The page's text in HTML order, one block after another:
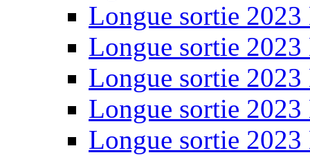
Longue sortie 2023
Longue sortie 2023
Longue sortie 2023
Longue sortie 2023
Longue sortie 2023